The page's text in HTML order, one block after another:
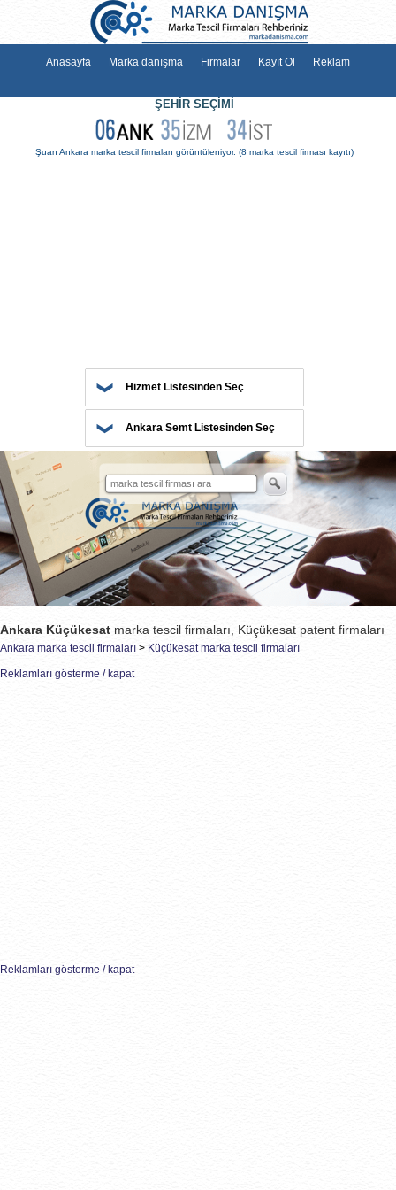
Anasayfa Marka danışma Firmalar Kayıt Ol Reklam
ŞEHİR SEÇİMİ
Hizmet Listesinden Seç
Ankara Semt Listesinden Seç
Ankara Küçükesat marka tescil firmaları, Küçükesat patent firmaları
Ankara marka tescil firmaları > Küçükesat marka tescil firmaları
Reklamları gösterme / kapat
Reklamları gösterme / kapat